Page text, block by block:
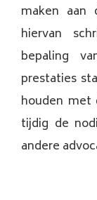
maken aan
hiervan
bepaling
prestaties
houden
tijdig de
andere